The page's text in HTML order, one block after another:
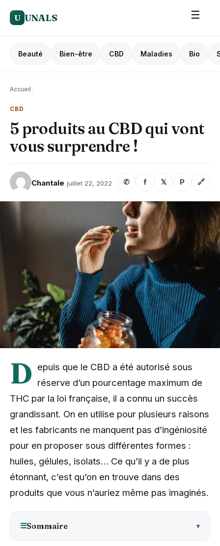
U UNALS ☰
Beauté Bien-être CBD Maladies Bio
Accueil›
CBD
5 produits au CBD qui vont
vous surprendre !
Chantale juillet 22, 2022 ✆ f 𝕏 P 🔗
D epuis que le CBD a été autorisé sous
réserve d’un pourcentage maximum de
THC par la loi française, il a connu un succès
grandissant. On en utilise pour plusieurs raisons
et les fabricants ne manquent pas d’ingéniosité
pour en proposer sous différentes formes :
huiles, gélules, isolats… Ce qu’il y a de plus
étonnant, c’est qu’on en trouve dans des
produits que vous n’auriez même pas imaginés.
☰Sommaire